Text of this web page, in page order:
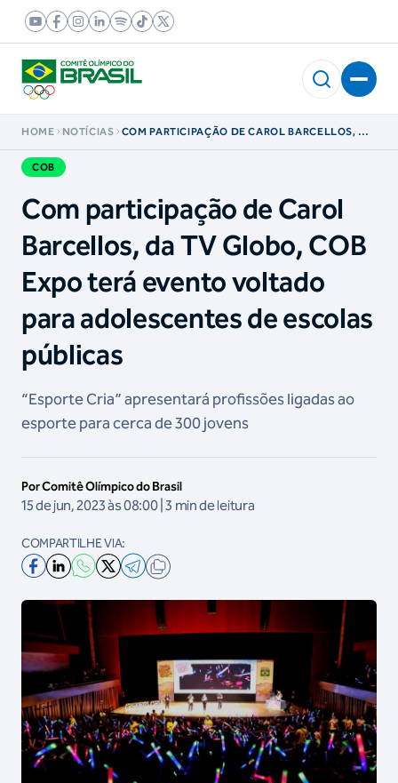
HOME NOTÍCIAS
COM PARTICIPAÇÃO DE CAROL BARCELLOS, DA
COB
Com participação de Carol
Barcellos, da TV Globo, COB
Expo terá evento voltado
para adolescentes de escolas
públicas
“Esporte Cria” apresentará profissões ligadas ao
esporte para cerca de 300 jovens
Por Comitê Olímpico do Brasil
15 de jun, 2023 às 08:00 | 3 min de leitura
COMPARTILHE VIA: